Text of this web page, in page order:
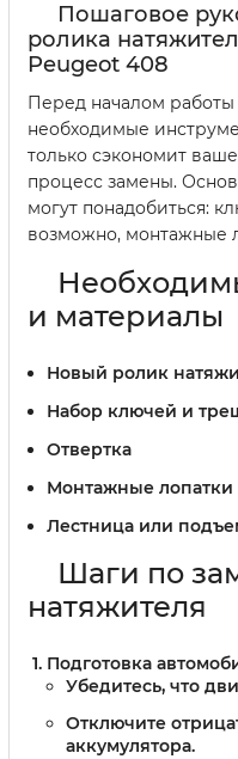
Пошаговое
ролика
Peugeot 408
Перед началом работы
необходимые
только сэкономит
процесс замены.
могут понадобиться:
возможно, монтажные
и материалы
Новый ролик
Набор ключей и
Отвертка
Монтажные лопатки
Лестница или
Шаги по
натяжителя
Подготовка
Убедитесь, что
Отключите
аккумулятора.